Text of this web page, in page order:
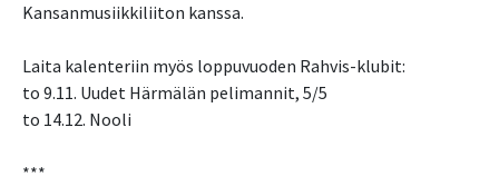
Kansanmusiikkiliiton kanssa.
Laita kalenteriin myös loppuvuoden Rahvis-klubit:
to 9.11. Uudet Härmälän pelimannit, 5/5
to 14.12. Nooli
***